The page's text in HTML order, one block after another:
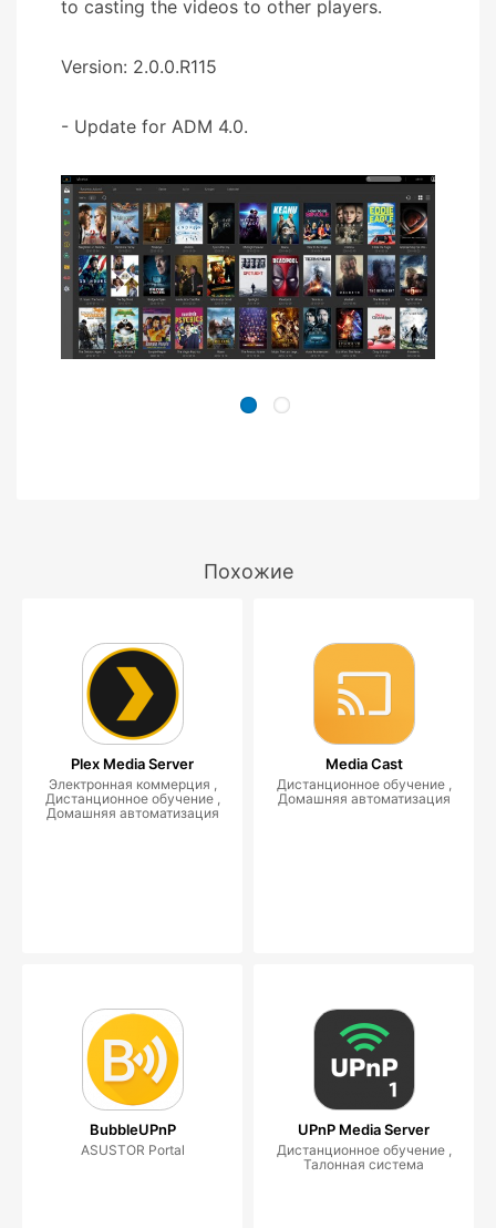
to casting the videos to other players.
Version: 2.0.0.R115
- Update for ADM 4.0.
Похожие
Plex Media Server
Электронная коммерция ,
Дистанционное обучение ,
Домашняя автоматизация
Media Cast
Дистанционное обучение ,
Домашняя автоматизация
BubbleUPnP
ASUSTOR Portal
UPnP Media Server
Дистанционное обучение ,
Талонная система